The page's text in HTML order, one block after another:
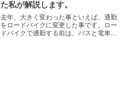
た私が解説します。
去年、大きく変わった事といえば、通勤
をロードバイクに変更した事です。ロー
ドバイクで通勤する前は、バスと電車を